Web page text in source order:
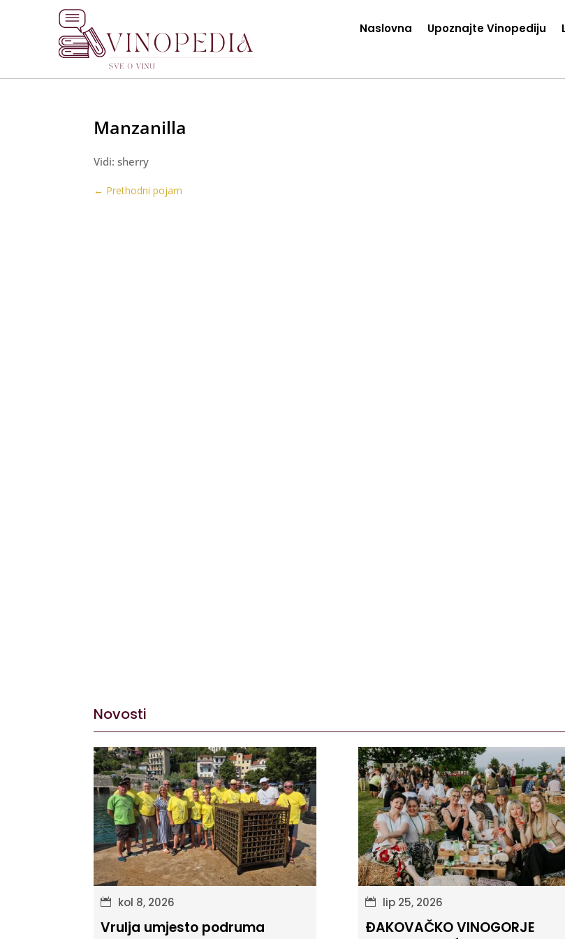
Naslovna Upoznajte Vinopediju
Manzanilla
Vidi: sherry
← Prethodni pojam
Novosti
kol 8, 2026
Vrulja umjesto podruma
lip 25, 2026
ĐAKOVAČKO VINOGORJE